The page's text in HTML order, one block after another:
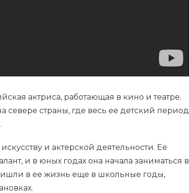
актриса, работающая в кино и театре.
севере страны, где весь ее детский период
и актерской деятельности. Ее
и в юных годах она начала заниматься в
в ее жизнь еще в школьные годы,